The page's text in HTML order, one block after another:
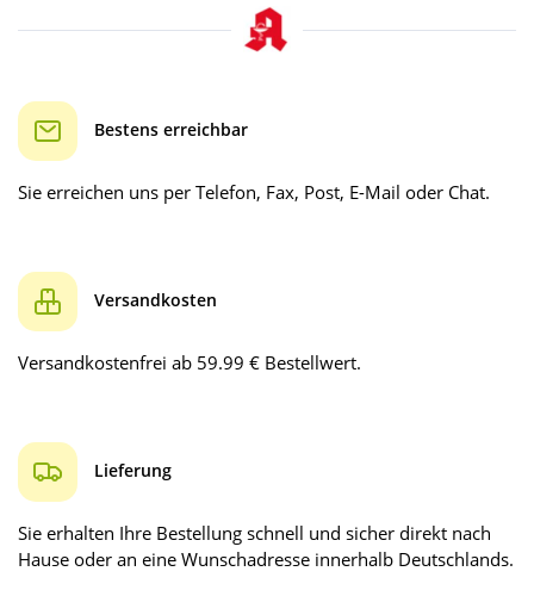
Bestens erreichbar
Sie erreichen uns per Telefon, Fax, Post, E-Mail oder Chat.
Versandkosten
Versandkostenfrei ab 59.99 € Bestellwert.
Lieferung
Sie erhalten Ihre Bestellung schnell und sicher direkt nach
Hause oder an eine Wunschadresse innerhalb Deutschlands.